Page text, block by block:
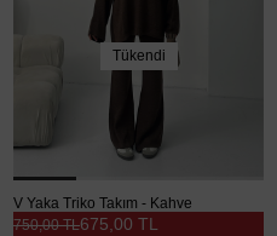
Tükendi
V Yaka Triko Takım - Kahve
675,00 TL
750,00 TL